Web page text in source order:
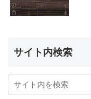
サイト内検索